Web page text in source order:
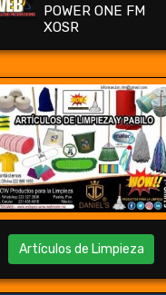
POWER ONE FM
XOSR
Artículos de Limpieza